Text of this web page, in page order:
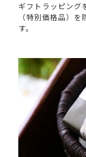
ギフトラッピング
（特別価格品）
す。